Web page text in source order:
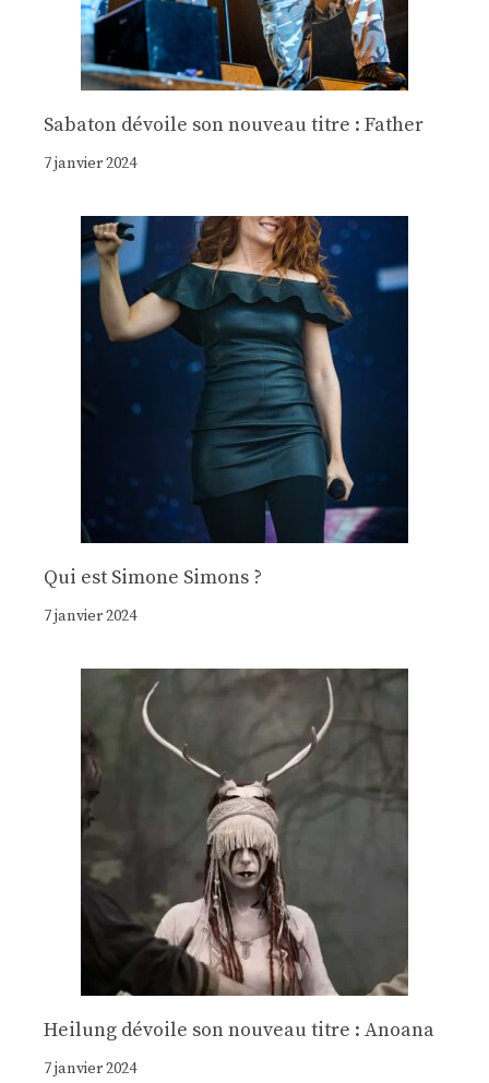
Sabaton dévoile son nouveau titre : Father
7 janvier 2024
Qui est Simone Simons ?
7 janvier 2024
Heilung dévoile son nouveau titre : Anoana
7 janvier 2024